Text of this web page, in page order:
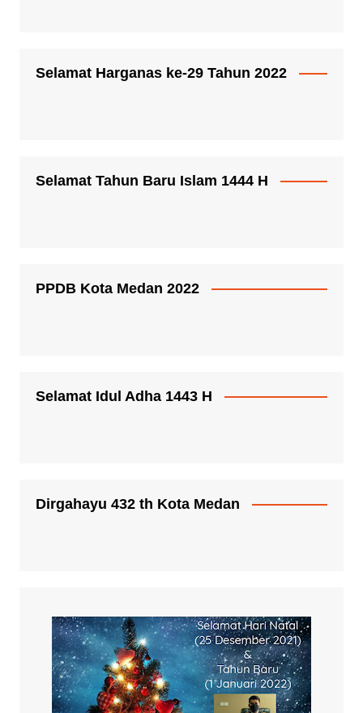
Selamat Harganas ke-29 Tahun 2022
Selamat Tahun Baru Islam 1444 H
PPDB Kota Medan 2022
Selamat Idul Adha 1443 H
Dirgahayu 432 th Kota Medan